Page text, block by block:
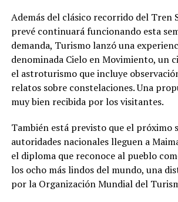
Además del clásico recorrido del Tren
prevé continuará funcionando esta
demanda, Turismo lanzó una
denominada Cielo en Movimiento, un
el astroturismo que incluye
relatos sobre constelaciones. Una
muy bien recibida por los visitantes.
También está previsto que el próximo
autoridades nacionales lleguen a
el diploma que reconoce al pueblo
los ocho más lindos del mundo, una
por la Organización Mundial del